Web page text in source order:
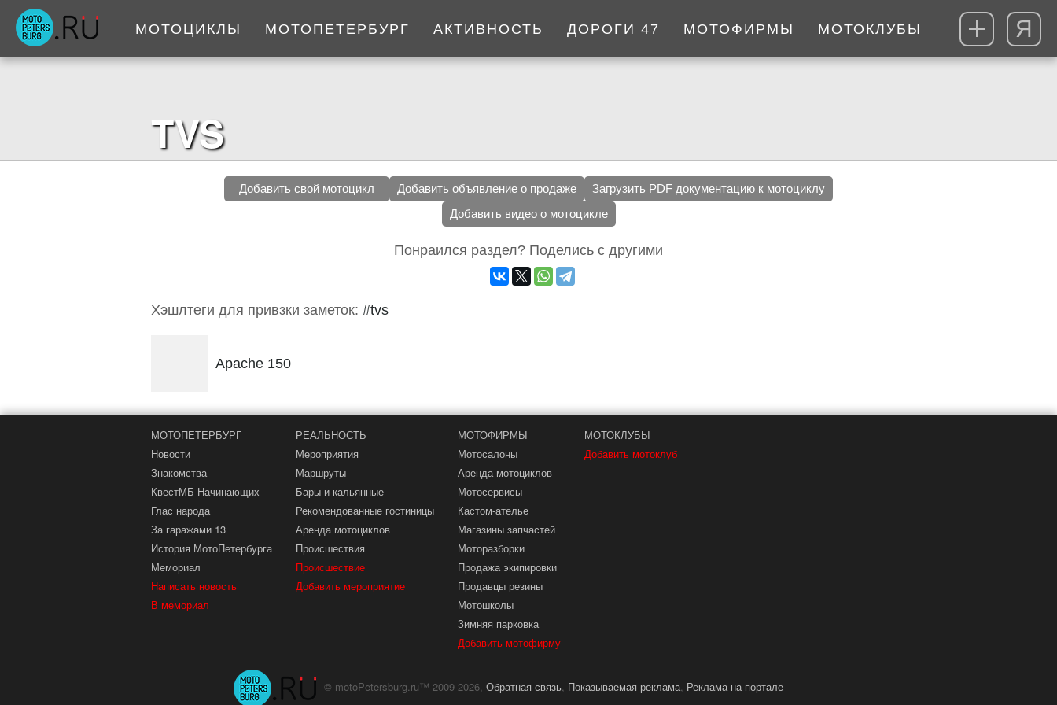
Я
ДОРОГИ 47 МОТОФИРМЫ
МОТОЦИКЛЫ МОТОПЕТЕРБУРГ АКТИВНОСТЬ МОТОКЛУБЫ
TVS
Добавить свой мотоцикл Добавить объявление о продаже
Загрузить PDF документацию к мотоциклу
Добавить видео о мотоцикле
Понраился раздел? Поделись с другими
Хэшлтеги для привзки заметок: #tvs
Apache 150
МОТОПЕТЕРБУРГ
Новости
Знакомства
КвестМБ Начинающих
Глас народа
За гаражами 13
История МотоПетербурга
Мемориал
Написать новость
В мемориал
РЕАЛЬНОСТЬ
Мероприятия
Маршруты
Бары и кальянные
Рекомендованные гостиницы
Аренда мотоциклов
Происшествия
Происшествие
Добавить мероприятие
МОТОФИРМЫ
Мотосалоны
Аренда мотоциклов
Мотосервисы
Кастом-ателье
Магазины запчастей
Моторазборки
Продажа экипировки
Продавцы резины
Мотошколы
Зимняя парковка
Добавить мотофирму
МОТОКЛУБЫ
Добавить мотоклуб
© motoPetersburg.ru™ 2009-2026, Обратная связь, Показываемая реклама, Реклама на портале